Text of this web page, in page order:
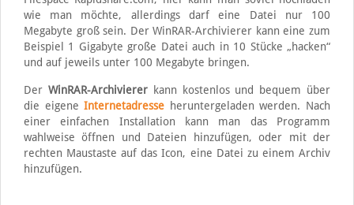
wie man möchte, allerdings darf eine Datei nur 100
Megabyte groß sein. Der WinRAR-Archivierer kann eine zum
Beispiel 1 Gigabyte große Datei auch in 10 Stücke „hacken“
und auf jeweils unter 100 Megabyte bringen.
Der WinRAR-Archiviererkann kostenlos und bequem über
die eigeneInternetadresse heruntergeladen werden. Nach
einer einfachen Installation kann man das Programm
wahlweise öffnen und Dateien hinzufügen, oder mit der
rechten Maustaste auf das Icon, eine Datei zu einem Archiv
hinzufügen.